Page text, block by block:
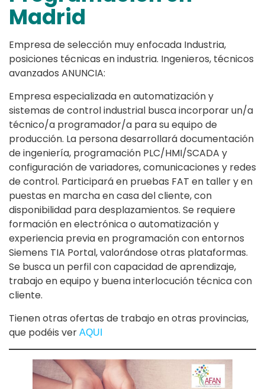
Madrid
Empresa de selección muy enfocada Industria,
posiciones técnicas en industria. Ingenieros, técnicos
avanzados ANUNCIA:
Empresa especializada en automatización y
sistemas de control industrial busca incorporar un/a
técnico/a programador/a para su equipo de
producción. La persona desarrollará documentación
de ingeniería, programación PLC/HMI/SCADA y
configuración de variadores, comunicaciones y redes
de control. Participará en pruebas FAT en taller y en
puestas en marcha en casa del cliente, con
disponibilidad para desplazamientos. Se requiere
formación en electrónica o automatización y
experiencia previa en programación con entornos
Siemens TIA Portal, valorándose otras plataformas.
Se busca un perfil con capacidad de aprendizaje,
trabajo en equipo y buena interlocución técnica con
cliente.
Tienen otras ofertas de trabajo en otras provincias,
que podéis ver AQUI